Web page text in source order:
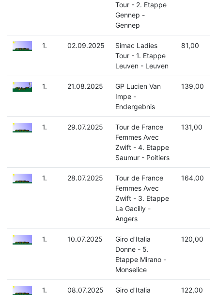
Tour - 2. Etappe
Gennep -
Gennep
1. 02.09.2025
Simac Ladies
Tour - 1. Etappe
Leuven - Leuven
81,00
1. 21.08.2025
GP Lucien Van
Impe -
Endergebnis
139,00
1. 29.07.2025
Tour de France
Femmes Avec
Zwift - 4. Etappe
Saumur - Poitiers
131,00
1. 28.07.2025
Tour de France
Femmes Avec
Zwift - 3. Etappe
La Gacilly -
Angers
164,00
1. 10.07.2025
Giro d'Italia
Donne - 5.
Etappe Mirano -
Monselice
120,00
1. 08.07.2025
Giro d'Italia
122,00